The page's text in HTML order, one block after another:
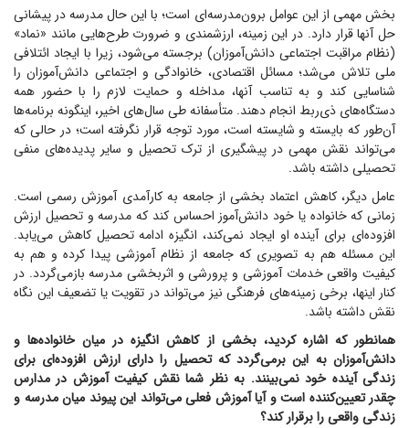
بخش مهمی از این عوامل برون‌مدرسه‌ای است؛ با این حال مدرسه در پیشانی
حل آنها قرار دارد. در این زمینه، ارزشمندی و ضرورت طرح‌هایی مانند «نماد»
(نظام مراقبت اجتماعی دانش‌آموزان) برجسته می‌شود، زیرا با ایجاد ائتلافی
ملی تلاش می‌شد؛ مسائل اقتصادی، خانوادگی و اجتماعی دانش‌آموزان را
شناسایی کند و به تناسب آنها، مداخله و حمایت لازم را با حضور همه
دستگاه‌های ذی‌ربط انجام دهند. متأسفانه طی سال‌های اخیر، اینگونه برنامه‌ها
آن‌طور که بایسته و شایسته است، مورد توجه قرار نگرفته است؛ در حالی که
می‌تواند نقش مهمی در پیشگیری از ترک تحصیل و سایر پدیده‌های منفی
تحصیلی داشته باشد.
عامل دیگر، کاهش اعتماد بخشی از جامعه به کارآمدی آموزش رسمی است.
زمانی که خانواده یا خود دانش‌آموز احساس کند که مدرسه و تحصیل ارزش
افزوده‌ای برای آینده او ایجاد نمی‌کند، انگیزه ادامه تحصیل کاهش می‌یابد.
این مسئله هم به تصویری که جامعه از نظام آموزشی پیدا کرده و هم به
کیفیت واقعی خدمات آموزشی و پرورشی و اثربخشی مدرسه بازمی‌گردد. در
کنار اینها، برخی زمینه‌های فرهنگی نیز می‌تواند در تقویت یا تضعیف این نگاه
نقش داشته باشد.
همانطور که اشاره کردید، بخشی از کاهش انگیزه در میان خانواده‌ها و
دانش‌آموزان به این برمی‌گردد که تحصیل را دارای ارزش افزوده‌ای برای
زندگی آینده خود نمی‌بینند. به نظر شما نقش کیفیت آموزش در مدارس
چقدر تعیین‌کننده است و آیا آموزش فعلی می‌تواند این پیوند میان مدرسه و
زندگی واقعی را برقرار کند؟